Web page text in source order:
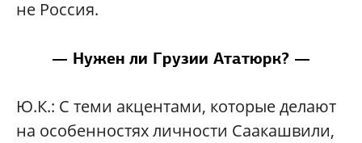
не Россия.
— Нужен ли Грузии Ататюрк? —
Ю.К.: С теми акцентами, которые делают
на особенностях личности Саакашвили,